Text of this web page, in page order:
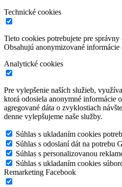
Technické cookies
Tieto cookies potrebujete pre
Obsahujú anonymizované informácie
Analytické cookies
Pre vylepšenie naších služieb,
ktorá odosiela anonymné informácie
agregované dáta o zvyklostiach
denne vylepšujeme naše služby.
Súhlas s ukladaním cookies
Súhlas s odoslaní dát na potrebu
Súhlas s personalizovanou
Súhlas s ukladaním cookies
Remarketing Facebook